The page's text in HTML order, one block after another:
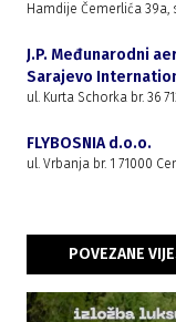
Hamdije Čemerlića 39a,
J.P. Međunarodni
Sarajevo
ul. Kurta Schorka br. 36
FLYBOSNIA d.o.o.
ul. Vrbanja br. 1 71000
POVEZANE